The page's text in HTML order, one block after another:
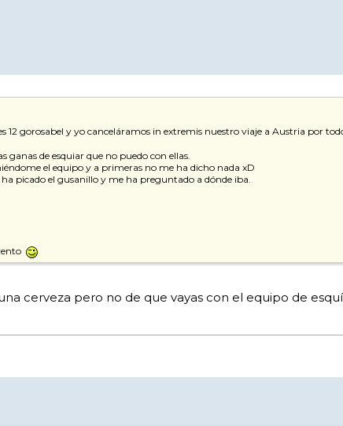
12 gorosabel y yo canceláramos in extremis nuestro viaje a Austria por
ganas de esquiar que no puedo con ellas.
el equipo y a primeras no me ha dicho nada xD
picado el gusanillo y me ha preguntado a dónde iba.
cerveza pero no de que vayas con el equipo de